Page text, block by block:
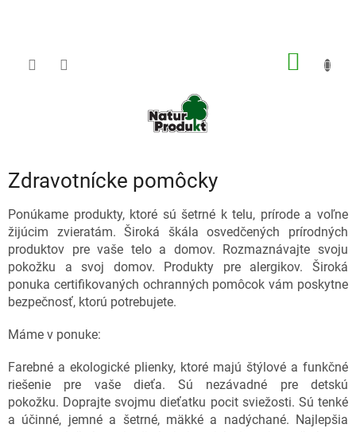
Zdravotnícke pomôcky
Ponúkame produkty, ktoré sú šetrné k telu, prírode a voľne
žijúcim zvieratám. Široká škála osvedčených prírodných
produktov pre vaše telo a domov. Rozmaznávajte svoju
pokožku a svoj domov. Produkty pre alergikov. Široká
ponuka certifikovaných ochranných pomôcok vám poskytne
bezpečnosť, ktorú potrebujete.
Máme v ponuke:
Farebné a ekologické plienky, ktoré majú štýlové a funkčné
riešenie pre vaše dieťa. Sú nezávadné pre detskú
pokožku. Doprajte svojmu dieťatku pocit sviežosti. Sú tenké
a účinné, jemné a šetrné, mäkké a nadýchané. Najlepšia